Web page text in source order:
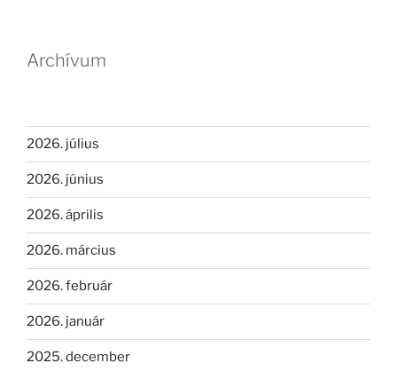
Archívum
2026. július
2026. június
2026. április
2026. március
2026. február
2026. január
2025. december